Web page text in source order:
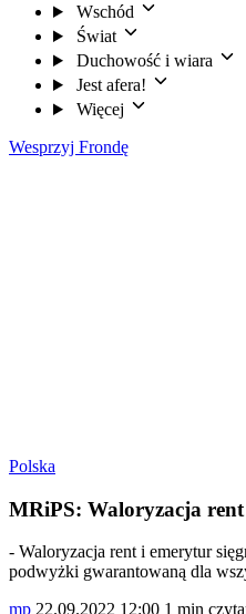
Wschód
Świat
Duchowość i wiara
Jest afera!
Więcej
Wesprzyj Frondę
Polska
MRiPS: Waloryzacja
- Waloryzacja rent i emerytur
podwyżki gwarantowaną dla
mp 22.09.2022 12:00 1 min